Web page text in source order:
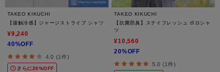
TAKEO KIKUCHI
【接触冷感】ジャージストライプ シャツ
¥9,240
40%OFF
4.0 (1件)
さらに20%OFF
TAKEO KIKUCHI
【抗菌防臭】ステイフレッシュ ポロシャ
ツ
¥10,560
20%OFF
5.0 (1件)